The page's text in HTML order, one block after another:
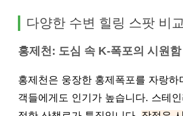
다양한 수변 힐링 스팟 비교
홍제천: 도심 속 K-폭포의 시원함
홍제천은 웅장한 홍제폭포를 자랑하
객들에게도 인기가 높습니다. 스테